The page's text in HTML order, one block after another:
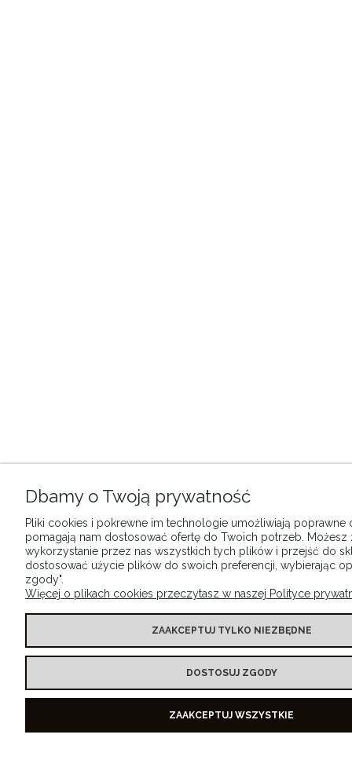
Dbamy o Twoją prywatność
Pliki cookies i pokrewne im technologie umożliwiają poprawne
pomagają nam dostosować ofertę do Twoich potrzeb. Możesz
wykorzystanie przez nas wszystkich tych plików i przejść do
dostosować użycie plików do swoich preferencji, wybierając
zgody".
Więcej o plikach cookies przeczytasz w naszej Polityce
ZAAKCEPTUJ TYLKO NIEZBĘDNE
DOSTOSUJ ZGODY
ZAAKCEPTUJ WSZYSTKIE